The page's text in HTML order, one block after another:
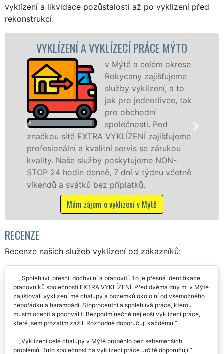
vyklízení a likvidace pozůstalosti až po vyklizení před
rekonstrukcí.
A VYKLÍZECÍ PRÁCE MÝTO
v Mýtě a celém okrese
Rokycany zajišťujeme
služby vyklízení, a to
jak pro jednotlivce, tak
pro obchodní
společnosti. Pod
EXTRA VYKLÍZENÍ zajišťujeme
a kvalitní servis se zárukou
služby poskytujeme NON-
hodin denně, 7 dní v týdnu včetně
svátků bez příplatků.
Mám zájem o vyklízení v Mýtě
v Mýtě a
STOP bez
RECENZE
Recenze našich služeb vyklízení od zákazníků:
Spolehliví, přesní, dochvilní a pracovití. To je přesná identifikace
pracovníků společnosti EXTRA VYKLÍZENÍ. Před dvěma dny mi v Mýtě
zajišťovali vyklizení mé chalupy a pozemků okolo ní od všemožného
nepořádku a harampádí. Stoprocentní a spolehlivá práce, kterou
musím ocenit a pochválit. Bezpodmínečně nejlepší vyklízecí práce,
které jsem prozatím zažil. Rozhodně doporučuji každému.
Vyklízení celé chalupy v Mýtě proběhlo bez sebemenších
problémů. Tuto společnost na vyklízecí práce určitě doporučuji.